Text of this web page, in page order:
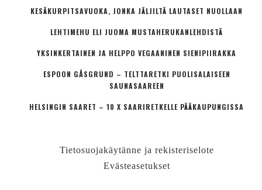
KESÄKURPITSAVUOKA, JONKA JÄLJILTÄ LAUTASET NUOLLAAN
LEHTIMEHU ELI JUOMA MUSTAHERUKANLEHDISTÄ
YKSINKERTAINEN JA HELPPO VEGAANINEN SIENIPIIRAKKA
ESPOON GÅSGRUND – TELTTARETKI PUOLISALAISEEN
SAUNASAAREEN
HELSINGIN SAARET – 10 X SAARIRETKELLE PÄÄKAUPUNGISSA
Tietosuojakäytänne ja rekisteriselote
Evästeasetukset